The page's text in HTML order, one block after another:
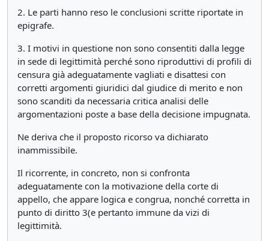
2. Le parti hanno reso le conclusioni scritte riportate in
epigrafe.
3. I motivi in questione non sono consentiti dalla legge
in sede di legittimità perché sono riproduttivi di profili di
censura già adeguatamente vagliati e disattesi con
corretti argomenti giuridici dal giudice di merito e non
sono scanditi da necessaria critica analisi delle
argomentazioni poste a base della decisione impugnata.
Ne deriva che il proposto ricorso va dichiarato
inammissibile.
Il ricorrente, in concreto, non si confronta
adeguatamente con la motivazione della corte di
appello, che appare logica e congrua, nonché corretta in
punto di diritto 3(e pertanto immune da vizi di
legittimità.